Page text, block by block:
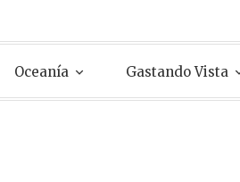
Oceanía Gastando Vista